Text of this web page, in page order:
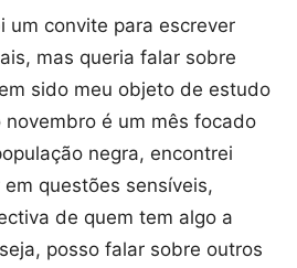
um convite para escrever
mas queria falar sobre
sido meu objeto de estudo
novembro é um mês focado
negra, encontrei
questões sensíveis,
de quem tem algo a
posso falar sobre outros